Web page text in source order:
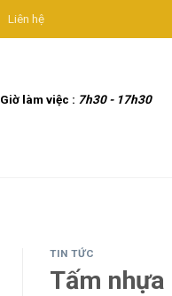
Liên hệ
Giờ làm việc : 7h30 - 17h30
TIN TỨC
Tấm